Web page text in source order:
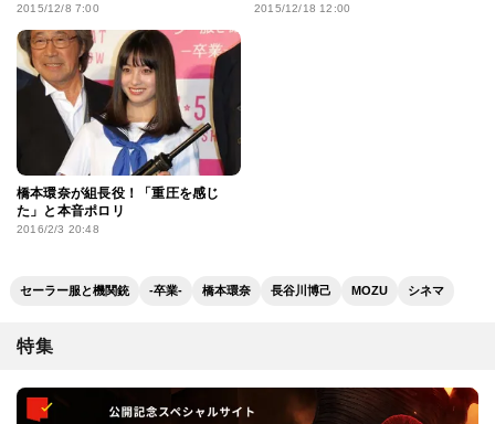
2015/12/8 7:00 2015/12/18 12:00
橋本環奈が組長役！「重圧を感じ
た」と本音ポロリ
2016/2/3 20:48
セーラー服と機関銃 -卒業- 橋本環奈 長谷川博己 MOZU シネマ
特集